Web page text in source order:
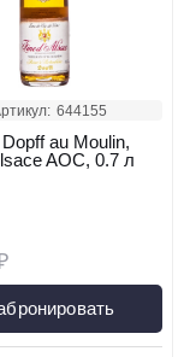
644155
au Moulin,
AOC, 0.7 л